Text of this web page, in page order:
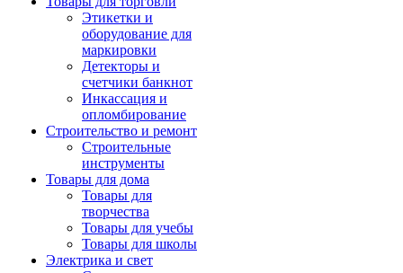
Этикетки и
оборудование для
маркировки
Детекторы и
счетчики банкнот
Инкассация и
опломбирование
Строительство и ремонт
Строительные
инструменты
Товары для дома
Товары для
творчества
Товары для учебы
Товары для школы
Электрика и свет